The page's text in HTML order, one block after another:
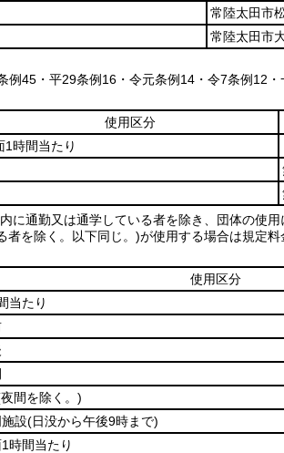
常陸太田市
常陸太田市
例45・平29条例16・令元条例14・令7条例12・
使用区分
1時間当たり
通勤又は通学している者を除き、団体の使
を除く。以下同じ。)が使用する場合は規定料
使用区分
当たり
間を除く。)
設(日没から午後9時まで)
時間当たり